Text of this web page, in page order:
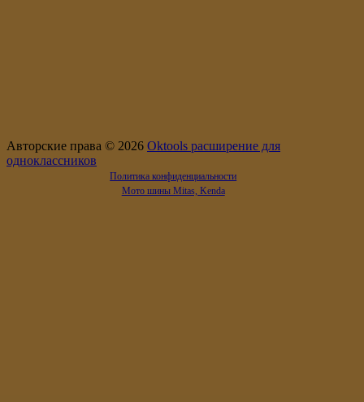
Авторские права © 2026 Oktools расширение для
одноклассников
Политика конфиденциальности
Мото шины Mitas, Kenda